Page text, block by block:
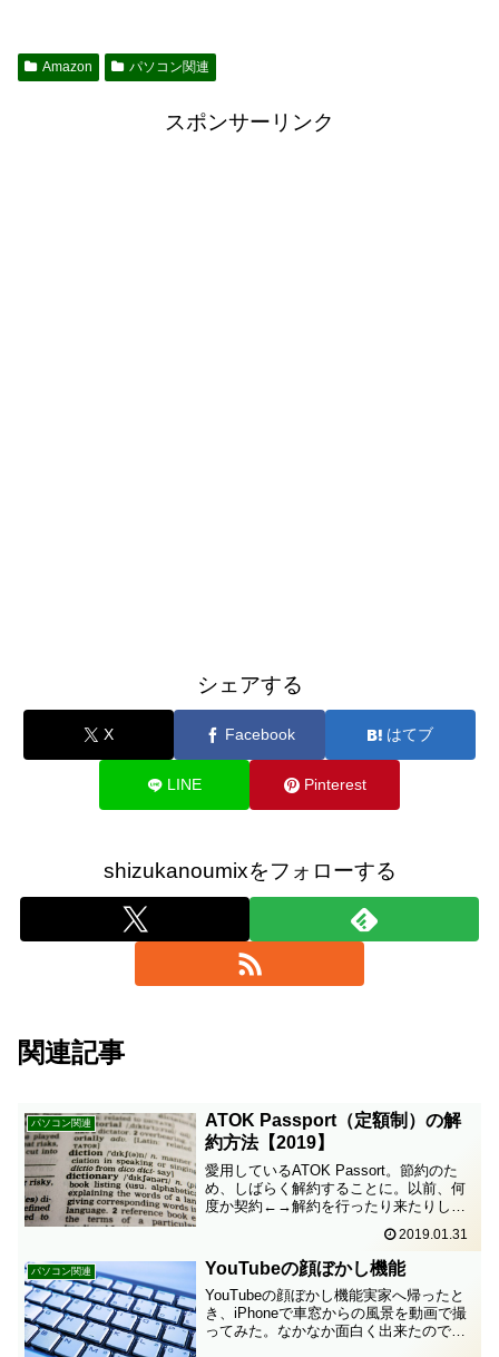
Amazon パソコン関連
スポンサーリンク
シェアする
X Facebook はてブ
LINE Pinterest
shizukanoumixをフォローする
関連記事
パソコン関連
ATOK Passport（定額制）の解
約方法【2019】
愛用しているATOK Passort。節約のた
め、しばらく解約することに。以前、何
度か契約←→解約を行ったり来たりした
らない！ということで、今後のために記
録しておきたい。手続きはJust MyShop
でJ...
2019.01.31
パソコン関連 YouTubeの顔ぼかし機能
YouTubeの顔ぼかし機能実家へ帰ったと
き、iPhoneで車窓からの風景を動画で撮
ってみた。なかなか面白く出来たので、